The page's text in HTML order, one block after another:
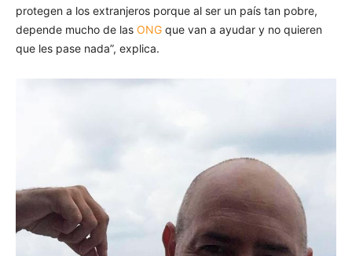
protegen a los extranjeros porque al ser un país tan pobre,
depende mucho de las ONG que van a ayudar y no quieren
que les pase nada”, explica.